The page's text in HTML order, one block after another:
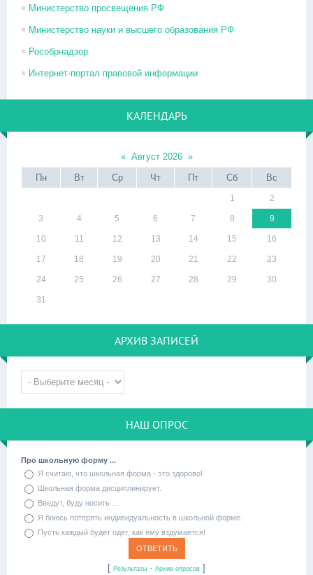
Министерство просвещения РФ
Министерство науки и высшего образования РФ
Рособрнадзор
Интернет-портал правовой информации
КАЛЕНДАРЬ
« Август 2026 »
Пн
Вт Ср Чт Пт Сб Вс
1 2
3 4 5 6 7 8 9
10 11 12 13 14 15 16
17 18 19 20 21 22 23
24 25 26 27 28 29 30
31
АРХИВ ЗАПИСЕЙ
НАШ ОПРОС
Про школьную форму ...
Я считаю, что школьная форма - это здорово!
Школьная форма дисциплинирует.
Введут, буду носить ...
Я боюсь потерять индивидуальность в школьной форме.
Пусть каждый будет одет, как ему вздумается!
[ Результаты · Архив опросов ]